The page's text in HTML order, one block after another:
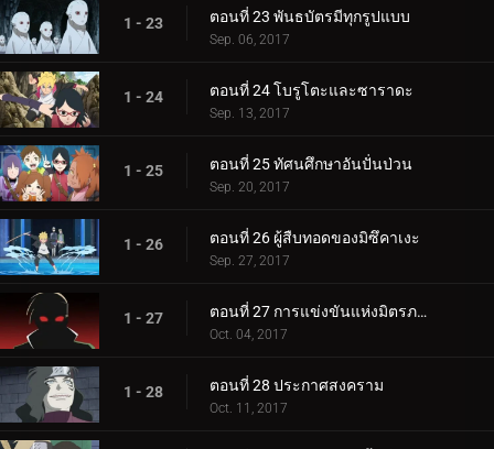
1 - 23 ตอนที่ 23 พันธบัตรมีทุกรูปแบบ
Sep. 06, 2017
1 - 24 ตอนที่ 24 โบรูโตะและซาราดะ
Sep. 13, 2017
1 - 25 ตอนที่ 25 ทัศนศึกษาอันปั่นป่วน
Sep. 20, 2017
1 - 26 ตอนที่ 26 ผู้สืบทอดของมิซึคาเงะ
Sep. 27, 2017
1 - 27 ตอนที่ 27 การแข่งขันแห่งมิตรภาพของชิโนบิ
Oct. 04, 2017
1 - 28 ตอนที่ 28 ประกาศสงคราม
Oct. 11, 2017